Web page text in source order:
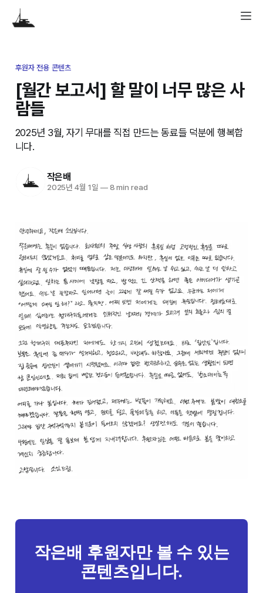
후원자 전용 콘텐츠
[월간 보고서] 할 말이 너무 많은 사
람들
2025년 3월, 자기 무대를 직접 만드는 동료들 덕분에 행복합
니다.
작은배
2025년 4월 1일 —8 min read
작은배 후원자만 볼 수 있는
콘텐츠입니다.